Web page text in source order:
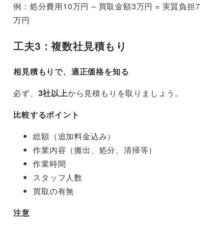
例：処分費用10万円 – 買取金額3万円 = 実質負担7
万円
工夫3：複数社見積もり
相見積もりで、適正価格を知る
必ず、 3社以上から見積もりを取りましょう。
比較するポイント
総額（追加料金込み）
作業内容（搬出、処分、清掃等）
作業時間
スタッフ人数
買取の有無
注意